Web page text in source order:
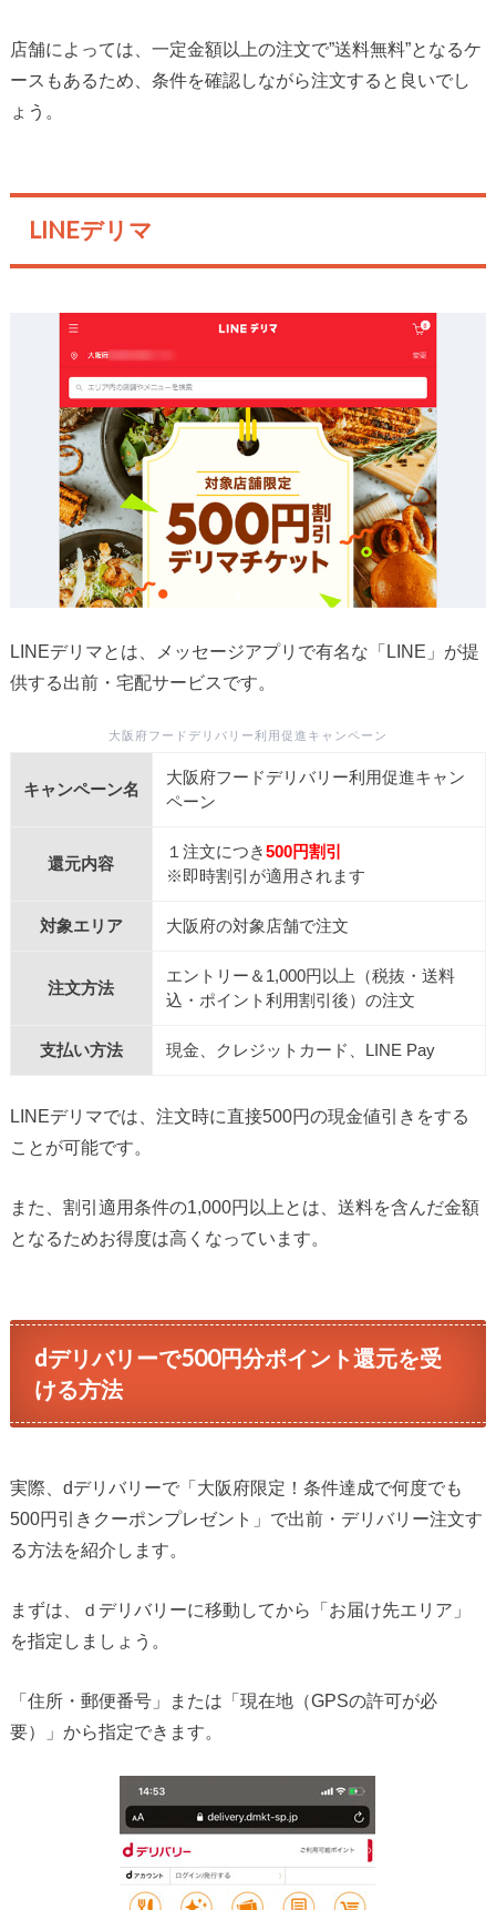
店舗によっては、一定金額以上の注文で”送料無料”となるケ
ースもあるため、条件を確認しながら注文すると良いでし
ょう。
LINEデリマ
LINEデリマとは、メッセージアプリで有名な「LINE」が提
供する出前・宅配サービスです。
大阪府フードデリバリー利用促進キャンペーン
キャンペーン名
大阪府フードデリバリー利用促進キャン
ペーン
還元内容
１注文につき500円割引
※即時割引が適用されます
対象エリア 大阪府の対象店舗で注文
注文方法
エントリー＆1,000円以上（税抜・送料
込・ポイント利用割引後）の注文
支払い方法 現金、クレジットカード、LINE Pay
LINEデリマでは、注文時に直接500円の現金値引きをする
ことが可能です。
また、割引適用条件の1,000円以上とは、送料を含んだ金額
となるためお得度は高くなっています。
dデリバリーで500円分ポイント還元を受
ける方法
実際、dデリバリーで「大阪府限定！条件達成で何度でも
500円引きクーポンプレゼント」で出前・デリバリー注文す
る方法を紹介します。
まずは、ｄデリバリーに移動してから「お届け先エリア」
を指定しましょう。
「住所・郵便番号」または「現在地（GPSの許可が必
要）」から指定できます。